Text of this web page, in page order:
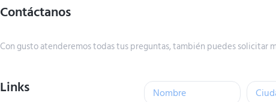
Contáctanos
Con gusto atenderemos todas tus preguntas, también puedes solicitar
Links